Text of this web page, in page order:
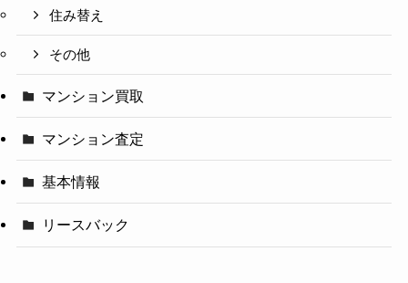
住み替え
その他
マンション買取
マンション査定
基本情報
リースバック